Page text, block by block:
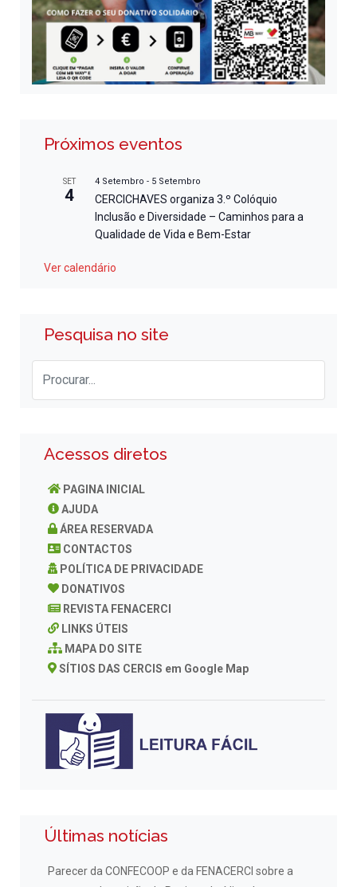
Próximos eventos
SET
4
4 Setembro - 5 Setembro
CERCICHAVES organiza 3.º Colóquio
Inclusão e Diversidade – Caminhos para a
Qualidade de Vida e Bem-Estar
Ver calendário
Pesquisa no site
Acessos diretos
PAGINA INICIAL
AJUDA
ÁREA RESERVADA
CONTACTOS
POLÍTICA DE PRIVACIDADE
DONATIVOS
REVISTA FENACERCI
LINKS ÚTEIS
MAPA DO SITE
SÍTIOS DAS CERCIS em Google Map
Últimas notícias
Parecer da CONFECOOP e da FENACERCI sobre a